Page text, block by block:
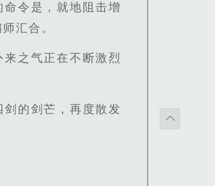
令是，就地阻击增
汇合。
之气正在不断激烈
的剑芒，再度散发